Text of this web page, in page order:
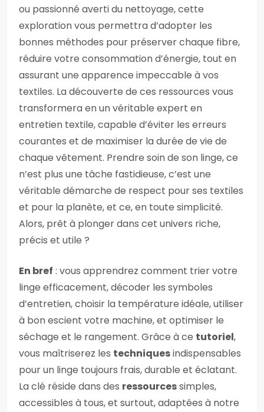
ou passionné averti du nettoyage, cette
exploration vous permettra d’adopter les
bonnes méthodes pour préserver chaque fibre,
réduire votre consommation d’énergie, tout en
assurant une apparence impeccable à vos
textiles. La découverte de ces ressources vous
transformera en un véritable expert en
entretien textile, capable d’éviter les erreurs
courantes et de maximiser la durée de vie de
chaque vêtement. Prendre soin de son linge, ce
n’est plus une tâche fastidieuse, c’est une
véritable démarche de respect pour ses textiles
et pour la planète, et ce, en toute simplicité.
Alors, prêt à plonger dans cet univers riche,
précis et utile ?
En bref : vous apprendrez comment trier votre
linge efficacement, décoder les symboles
d’entretien, choisir la température idéale, utiliser
à bon escient votre machine, et optimiser le
séchage et le rangement. Grâce à ce tutoriel,
vous maîtriserez les techniquesindispensables
pour un linge toujours frais, durable et éclatant.
La clé réside dans des ressourcessimples,
accessibles à tous, et surtout, adaptées à notre